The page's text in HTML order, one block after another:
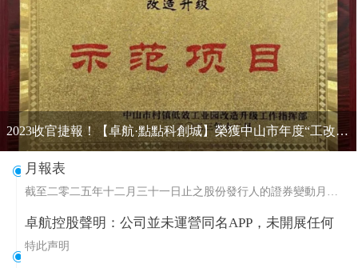
2023收官捷報！【卓航·點點科創城】榮獲中山市年度“工改”示範專案！
ꀉ
卓航控股聲明：公司並未運營同名APP，未開展任何
P2F金融投資理財相關業務
特此声明
月報表
截至二零二五年十二月三十一日止之股份發行人的證券變動月報
ꀉ